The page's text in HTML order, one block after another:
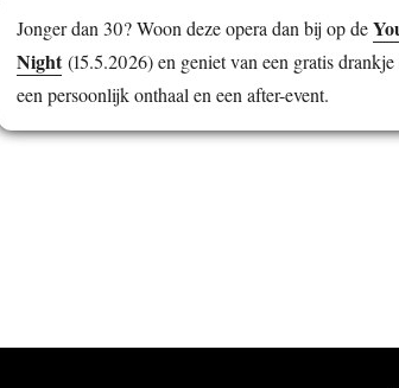
Jonger dan 30? Woon deze opera dan bij op de
Night(15.5.2026) en geniet van een gratis
een persoonlijk onthaal en een after-event.